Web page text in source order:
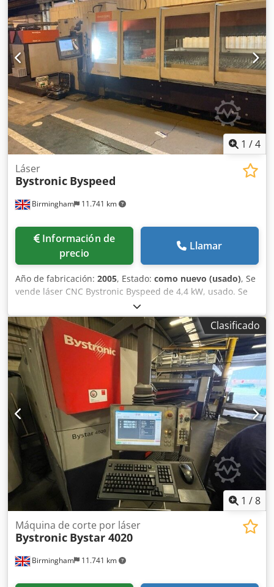
del láser: 5,2kw / 5200 vatios Crodpfep Eb R Uex Ac Tof
Automatización con Bytrans 3015 para la carga y descarga
automática de pliegos "producción a la luz". Año: 2008
Estado: buen estado de funcionamiento Información más
reciente: Renovación completa en el resonador hace 18
meses llevada a cabo por Bystronic uk, que consiste en:
Nuevo turbo 2016 / turbina y cristalería Nueva bomba de
vacío instalada (2022) Entrega, instalación y formación
disponible
1 /4
Birmingham 11.741 km
Láser
Bystronic Byspeed
Información de
precio
Llamar
Año de fabricación: 2005, Estado: como nuevo (usado), Se
vende láser CNC Bystronic Byspeed de 4,4 kW, usado. Se
venden láseres Bystronic de 4,4 kW, usados. VÍDEO A
CONTINUACIÓN: Byspeed 3015, 4,4 kW Fecha de
instalación/año: 2005 Fabricante: Bystronic Modelo:
Byspeed 3015 Crsdsibigaopfx Ac Tjf Tamaño de la lámina:
3 metros x 1,5 metros / 3000 mm x 1500 mm Potencia del
láser: 4,4 kW / 4400 vatios Automatización: no aplicable
Año: 2005 Estado: buen estado de funcionamiento
Opciones incluidas: Enfoque automático Bypos CutControl
2 cabezales de corte Herramientas y accesorios Sistema de
extracción de polvo Torit Servicio de entrega, instalación y
capacitación disponible con un coste adicional.
Clasificado
1 /8
Birmingham 11.741 km
Máquina de corte por láser
Bystronic Bystar 4020